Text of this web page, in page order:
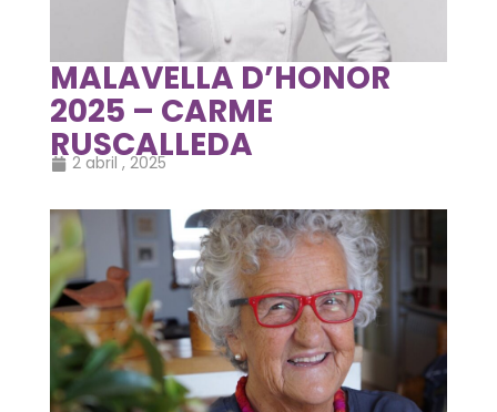
MALAVELLA D’HONOR
2025 – CARME
RUSCALLEDA
2 abril , 2025